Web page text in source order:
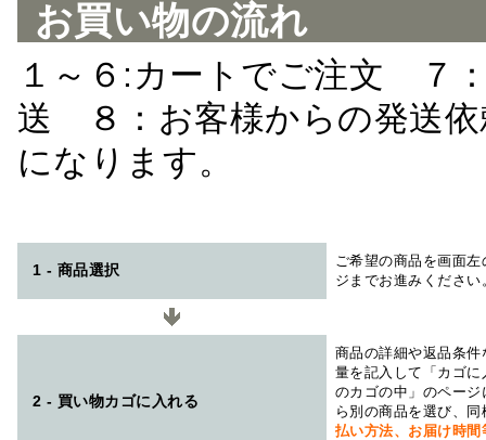
お買い物の流れ
１～６:カートでご注文 ７
送 ８：お客様からの発送
になります。
1 - 商品選択
ご希望の商品を画面
ジまでお進みください
2 - 買い物カゴに入れる
商品の詳細や返品条
量を記入して「カゴ
のカゴの中」のペー
ら別の商品を選び、
払い方法、お届け時